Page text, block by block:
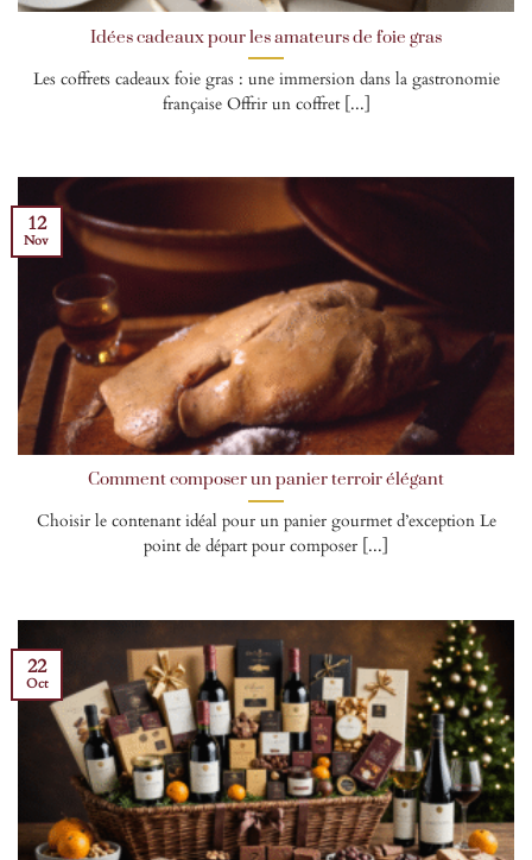
Idées cadeaux pour les amateurs de foie gras
Les coffrets cadeaux foie gras : une immersion dans la gastronomie
française Offrir un coffret [...]
Comment composer un panier terroir élégant
Choisir le contenant idéal pour un panier gourmet d’exception Le
point de départ pour composer [...]
12
Nov
22
Oct